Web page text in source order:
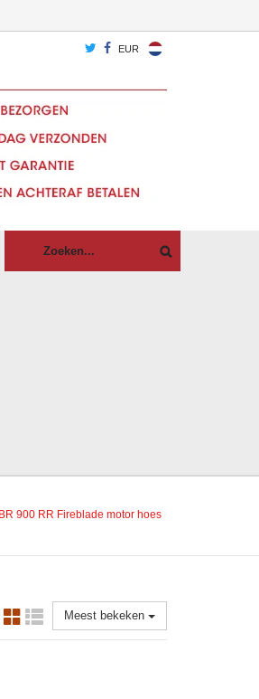
EUR
900 RR Fireblade motor hoes
Meest bekeken